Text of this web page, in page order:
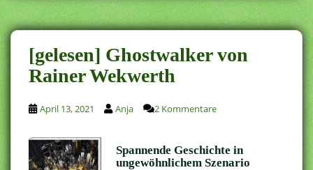
[gelesen] Ghostwalker von
Rainer Wekwerth
April 13, 2021 Anja 2 Kommentare
Spannende Geschichte in
ungewöhnlichem Szenario